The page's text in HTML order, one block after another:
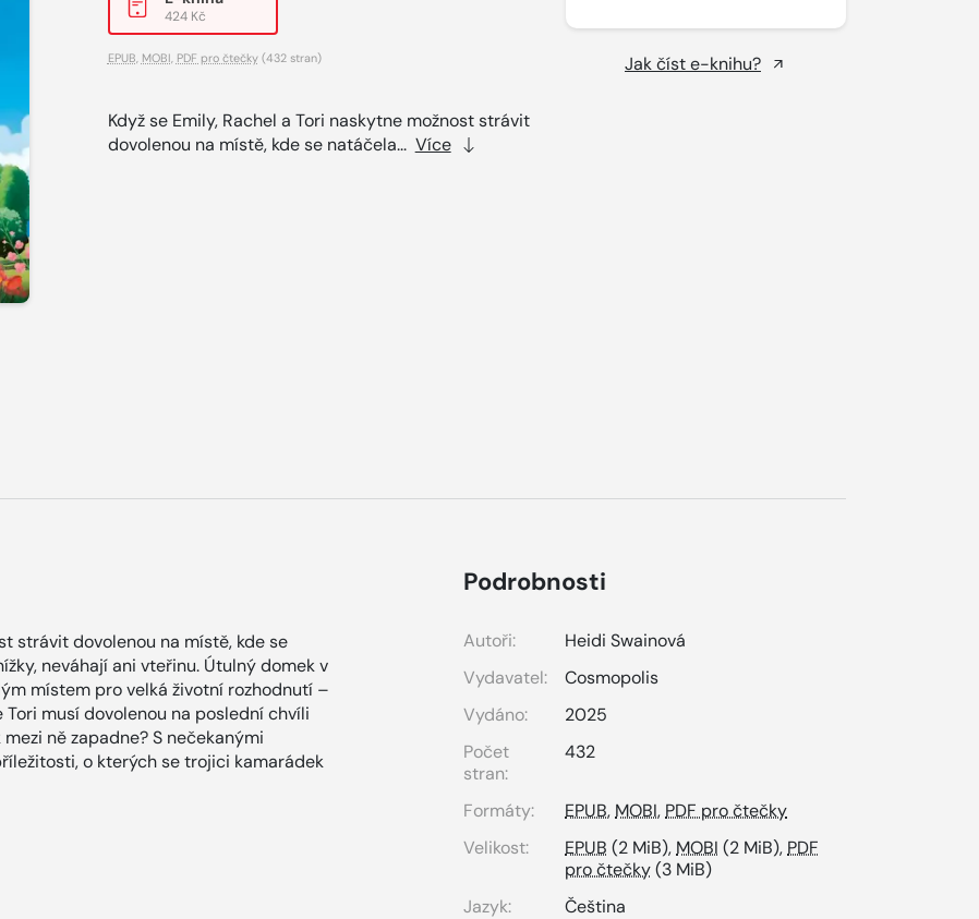
424 Kč
EPUB MOBI PDF pro čtečky(432 stran)
Když se Emily, Rachel a Tori naskytne možnost strávit
dovolenou na místě, kde se natáčela... Více
Jak číst e-knihu?
strávit dovolenou na místě, kde se
neváhají ani vteřinu. Útulný domek v
místem pro velká životní rozhodnutí –
musí dovolenou na poslední chvíli
ně zapadne? S nečekanými
o kterých se trojici kamarádek
Podrobnosti
Autoři:
Heidi Swainová
Vydavatel:
Cosmopolis
Vydáno:
2025
Počet
stran:
432
Formáty: EPUB, MOBI, PDF pro čtečky
Velikost:
EPUB (2 MiB), MOBI (2 MiB), PDF
pro čtečky(3 MiB)
Jazyk:
Čeština